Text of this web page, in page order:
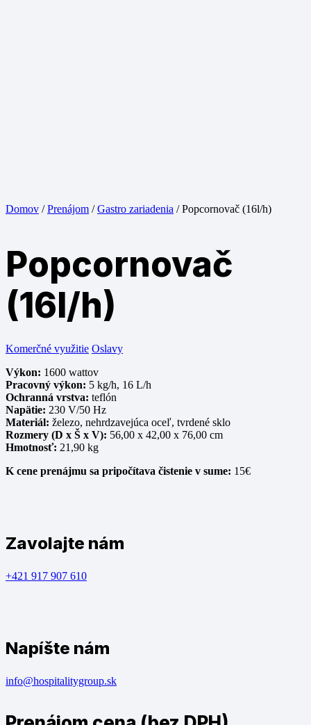
Domov /Prenájom /Gastro zariadenia / Popcornovač (16l/h)
Popcornovač
(16l/h)
Komerčné využitie Oslavy
Výkon: 1600 wattov
Pracovný výkon: 5 kg/h, 16 L/h
Ochranná vrstva: teflón
Napätie: 230 V/50 Hz
Materiál: železo, nehrdzavejúca oceľ, tvrdené sklo
Rozmery (D x Š x V): 56,00 x 42,00 x 76,00 cm
Hmotnosť: 21,90 kg
K cene prenájmu sa pripočítava čistenie v sume: 15€
Zavolajte nám
+421 917 907 610
Napíšte nám
info@hospitalitygroup.sk